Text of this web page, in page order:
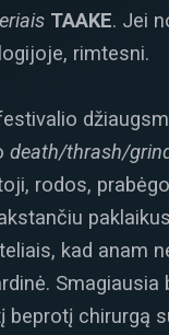
TAAKE. Jei
rimtesni.
death/thrash/
rodos,
kad anam
beprotį chirurgą